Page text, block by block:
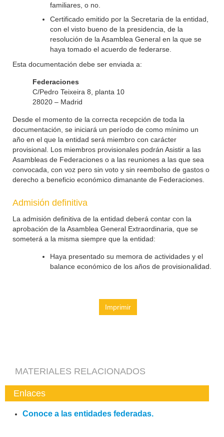
familiares, o no.
Certificado emitido por la Secretaria de la entidad,
con el visto bueno de la presidencia, de la
resolución de la Asamblea General en la que se
haya tomado el acuerdo de federarse.
Esta documentación debe ser enviada a:
Federaciones
C/Pedro Teixeira 8, planta 10
28020 – Madrid
Desde el momento de la correcta recepción de toda la
documentación, se iniciará un período de como mínimo un
año en el que la entidad será miembro con carácter
provisional. Los miembros provisionales podrán Asistir a las
Asambleas de Federaciones o a las reuniones a las que sea
convocada, con voz pero sin voto y sin reembolso de gastos o
derecho a beneficio económico dimanante de Federaciones.
Admisión definitiva
La admisión definitiva de la entidad deberá contar con la
aprobación de la Asamblea General Extraordinaria, que se
someterá a la misma siempre que la entidad:
Haya presentado su memora de actividades y el
balance económico de los años de provisionalidad.
Imprimir
MATERIALES RELACIONADOS
Enlaces
Conoce a las entidades federadas.